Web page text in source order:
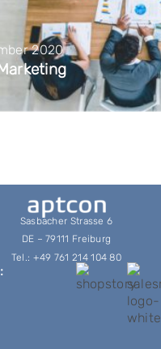
2020
Sasbacher Strasse 6
DE – 79111 Freiburg
Tel.: +49 761 214 104 80